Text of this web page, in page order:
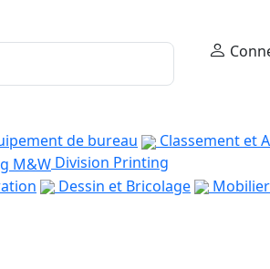
de bureau
Classement et
Division Printing
Dessin et Bricolage